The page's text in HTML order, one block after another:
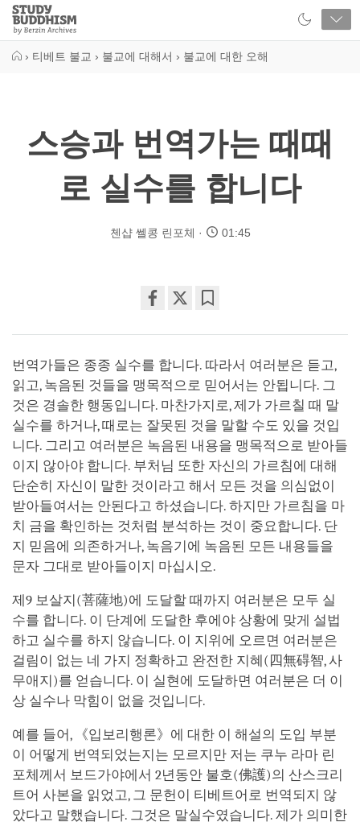
Close
Study
Buddhism
› 티베트 불교 › 불교에 대해서 › 불교에 대한 오해
스승과 번역가는 때때
로 실수를 합니다
첸샵 쎌콩 린포체 01:45
on
facebook
번역가들은 종종 실수를 합니다. 따라서 여러분은 듣고,
읽고, 녹음된 것들을 맹목적으로 믿어서는 안됩니다. 그
것은 경솔한 행동입니다. 마찬가지로, 제가 가르칠 때 말
실수를 하거나, 때로는 잘못된 것을 말할 수도 있을 것입
니다. 그리고 여러분은 녹음된 내용을 맹목적으로 받아들
이지 않아야 합니다. 부처님 또한 자신의 가르침에 대해
단순히 자신이 말한 것이라고 해서 모든 것을 의심없이
받아들여서는 안된다고 하셨습니다. 하지만 가르침을 마
치 금을 확인하는 것처럼 분석하는 것이 중요합니다. 단
지 믿음에 의존하거나, 녹음기에 녹음된 모든 내용들을
문자 그대로 받아들이지 마십시오.
제9 보살지(菩薩地)에 도달할 때까지 여러분은 모두 실
수를 합니다. 이 단계에 도달한 후에야 상황에 맞게 설법
하고 실수를 하지 않습니다. 이 지위에 오르면 여러분은
걸림이 없는 네 가지 정확하고 완전한 지혜(四無碍智, 사
무애지)를 얻습니다. 이 실현에 도달하면 여러분은 더 이
상 실수나 막힘이 없을 것입니다.
예를 들어, 《입보리행론》에 대한 이 해설의 도입 부분
이 어떻게 번역되었는지는 모르지만 저는 쿠누 라마 린
포체께서 보드가야에서 2년동안 불호(佛護)의 산스크리
트어 사본을 읽었고, 그 문헌이 티베트어로 번역되지 않
았다고 말했습니다. 그것은 말실수였습니다. 제가 의미한